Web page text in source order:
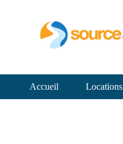
Accueil Locations